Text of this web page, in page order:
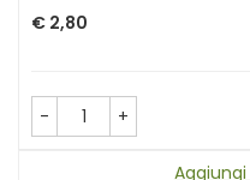
Prezzo
€ 2,80
- +